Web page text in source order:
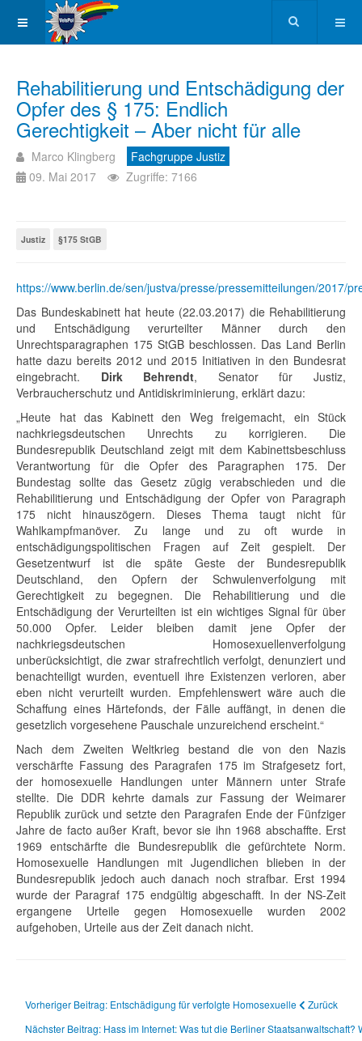
Rehabilitierung und Entschädigung der
Opfer des § 175: Endlich
Gerechtigkeit – Aber nicht für alle
Marco Klingberg
Fachgruppe Justiz
09. Mai 2017
Zugriffe: 7166
Justiz §175 StGB
https://www.berlin.de/sen/justva/presse/pressemitteilungen/2017/
Das Bundeskabinett hat heute (22.03.2017) die Rehabilitierung
und Entschädigung verurteilter Männer durch den
Unrechtsparagraphen 175 StGB beschlossen. Das Land Berlin
hatte dazu bereits 2012 und 2015 Initiativen in den Bundesrat
eingebracht. Dirk Behrendt, Senator für Justiz,
Verbraucherschutz und Antidiskriminierung, erklärt dazu:
„Heute hat das Kabinett den Weg freigemacht, ein Stück
nachkriegsdeutschen Unrechts zu korrigieren. Die
Bundesrepublik Deutschland zeigt mit dem Kabinettsbeschluss
Verantwortung für die Opfer des Paragraphen 175. Der
Bundestag sollte das Gesetz zügig verabschieden und die
Rehabilitierung und Entschädigung der Opfer von Paragraph
175 nicht hinauszögern. Dieses Thema taugt nicht für
Wahlkampfmanöver. Zu lange und zu oft wurde in
entschädigungspolitischen Fragen auf Zeit gespielt. Der
Gesetzentwurf ist die späte Geste der Bundesrepublik
Deutschland, den Opfern der Schwulenverfolgung mit
Gerechtigkeit zu begegnen. Die Rehabilitierung und die
Entschädigung der Verurteilten ist ein wichtiges Signal für über
50.000 Opfer. Leider bleiben damit jene Opfer der
nachkriegsdeutschen Homosexuellenverfolgung
unberücksichtigt, die zwar strafrechtlich verfolgt, denunziert und
benachteiligt wurden, eventuell ihre Existenzen verloren, aber
eben nicht verurteilt wurden. Empfehlenswert wäre auch die
Schaffung eines Härtefonds, der Fälle auffängt, in denen die
gesetzlich vorgesehene Pauschale unzureichend erscheint.“
Nach dem Zweiten Weltkrieg bestand die von den Nazis
verschärfte Fassung des Paragrafen 175 im Strafgesetz fort,
der homosexuelle Handlungen unter Männern unter Strafe
stellte. Die DDR kehrte damals zur Fassung der Weimarer
Republik zurück und setzte den Paragrafen Ende der Fünfziger
Jahre de facto außer Kraft, bevor sie ihn 1968 abschaffte. Erst
1969 entschärfte die Bundesrepublik die gefürchtete Norm.
Homosexuelle Handlungen mit Jugendlichen blieben in der
Bundesrepublik jedoch auch danach noch strafbar. Erst 1994
wurde der Paragraf 175 endgültig abgeschafft. In der NS-Zeit
ergangene Urteile gegen Homosexuelle wurden 2002
aufgehoben, Urteile aus der Zeit danach nicht.
Vorheriger Beitrag: Entschädigung für verfolgte Homosexuelle
Zurück
Nächster Beitrag: Hass im Internet: Was tut die Berliner Staatsanwaltschaft?